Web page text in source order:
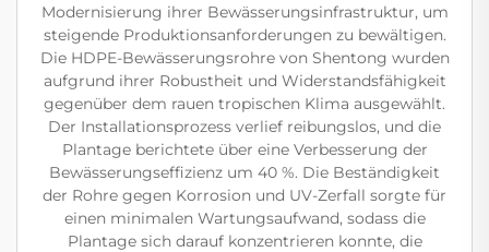
Modernisierung ihrer Bewässerungsinfrastruktur, um
steigende Produktionsanforderungen zu bewältigen.
Die HDPE-Bewässerungsrohre von Shentong wurden
aufgrund ihrer Robustheit und Widerstandsfähigkeit
gegenüber dem rauen tropischen Klima ausgewählt.
Der Installationsprozess verlief reibungslos, und die
Plantage berichtete über eine Verbesserung der
Bewässerungseffizienz um 40 %. Die Beständigkeit
der Rohre gegen Korrosion und UV-Zerfall sorgte für
einen minimalen Wartungsaufwand, sodass die
Plantage sich darauf konzentrieren konnte, die